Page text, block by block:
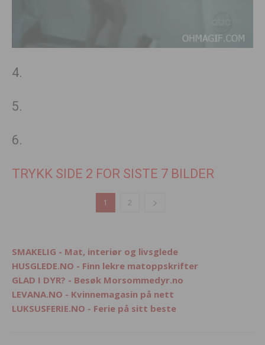
4.
5.
6.
TRYKK SIDE 2 FOR SISTE 7 BILDER
1 2
SMAKELIG - Mat, interiør og livsglede
HUSGLEDE.NO - Finn lekre matoppskrifter
GLAD I DYR? - Besøk Morsommedyr.no
LEVANA.NO - Kvinnemagasin på nett
LUKSUSFERIE.NO - Ferie på sitt beste